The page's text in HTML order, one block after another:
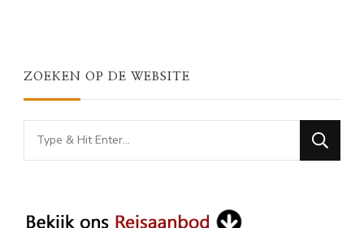
ZOEKEN OP DE WEBSITE
Looking
for